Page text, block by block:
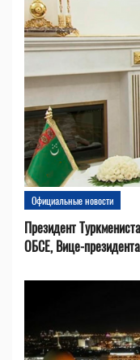
Официальные новости
Президент
ОБСЕ, Вице-